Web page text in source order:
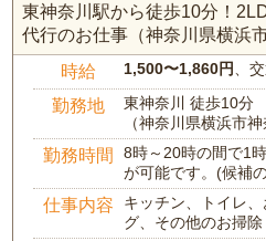
東神奈川駅から徒歩10分！
代行のお仕事（神奈川県横浜
時給 1,500〜1,860円 、
勤務地
東神奈川 徒歩10分
（神奈川県横浜市神
勤務時間
8時～20時の間で1
が可能です。(候補
仕事内容
キッチン、トイレ
グ、その他のお掃除